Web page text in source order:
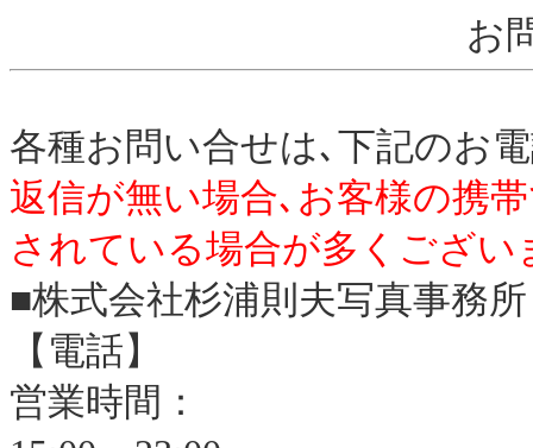
お
各種お問い合せは､下記のお
返信が無い場合､お客様の携
されている場合が多くござい
■株式会社杉浦則夫写真事務所
【電話】
営業時間：